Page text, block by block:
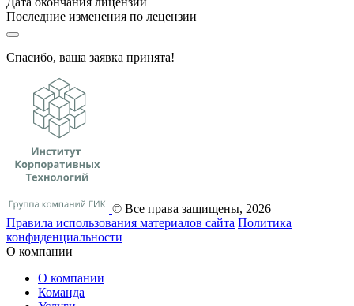
Последние изменения по лецензии
Спасибо, ваша заявка принята!
© Все права защищены, 2026
Правила использования материалов сайта Политика
конфиденциальности
О компании
О компании
Команда